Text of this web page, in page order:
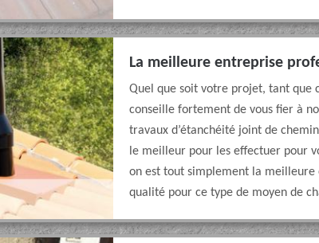
La meilleure entreprise
Quel que soit votre projet, tant que
conseille fortement de vous fier à
travaux d’étanchéité joint de
le meilleur pour les effectuer pour
on est tout simplement la meilleure
qualité pour ce type de moyen de